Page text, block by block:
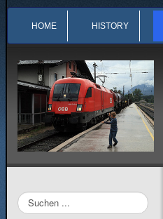
HOME HISTORY
Suchen
...